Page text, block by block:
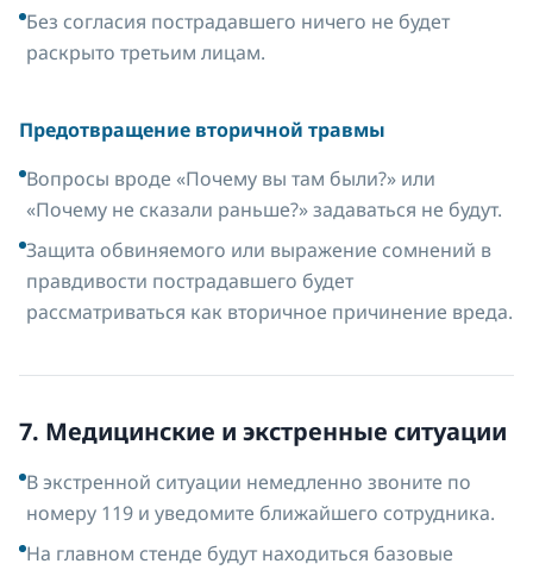
Без согласия пострадавшего ничего не будет
раскрыто третьим лицам.
Предотвращение вторичной травмы
Вопросы вроде «Почему вы там были?» или
«Почему не сказали раньше?» задаваться не будут.
Защита обвиняемого или выражение сомнений в
правдивости пострадавшего будет
рассматриваться как вторичное причинение вреда.
7. Медицинские и экстренные ситуации
В экстренной ситуации немедленно звоните по
номеру 119 и уведомите ближайшего сотрудника.
На главном стенде будут находиться базовые